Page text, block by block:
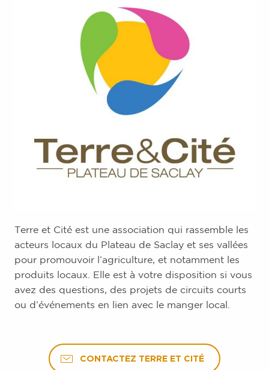
Terre et Cité est une association qui rassemble les
acteurs locaux du Plateau de Saclay et ses vallées
pour promouvoir l’agriculture, et notamment les
produits locaux. Elle est à votre disposition si vous
avez des questions, des projets de circuits courts
ou d’événements en lien avec le manger local.
CONTACTEZ TERRE ET CITÉ